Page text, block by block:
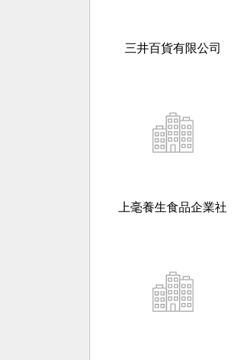
三井百貨有限公司
上毫養生食品企業社